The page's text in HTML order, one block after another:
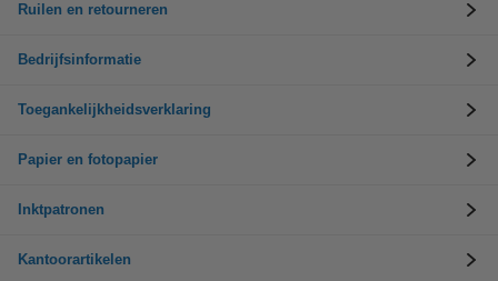
Ruilen en retourneren
Bedrijfsinformatie
Toegankelijkheidsverklaring
Papier en fotopapier
Inktpatronen
Kantoorartikelen